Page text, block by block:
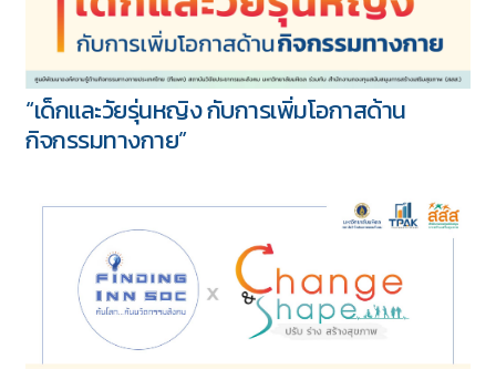
ในเด็กและเยาวชน” “เด็กและเยาวชนในวันนี้คือ #ผู้
กำหนดอนาคตของประเทศในวันหน้า”